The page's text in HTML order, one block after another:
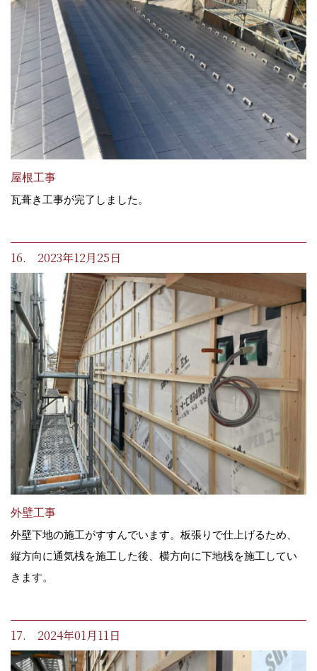
屋根工事
瓦葺き工事が完了しました。
16. 2023年12月25日
外壁工事
外壁下地の施工がすすんでいます。板張りで仕上げるため、
縦方向に通気桟を施工した後、横方向に下地桟を施工してい
きます。
17. 2024年01月11日